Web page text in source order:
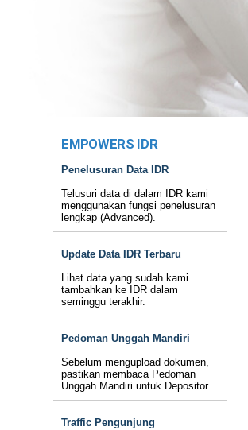
EMPOWERS IDR
Penelusuran Data IDR
Telusuri data di dalam IDR kami
menggunakan fungsi penelusuran
lengkap (Advanced).
Update Data IDR Terbaru
Lihat data yang sudah kami
tambahkan ke IDR dalam
seminggu terakhir.
Pedoman Unggah Mandiri
Sebelum mengupload dokumen,
pastikan membaca Pedoman
Unggah Mandiri untuk Depositor.
Traffic Pengunjung